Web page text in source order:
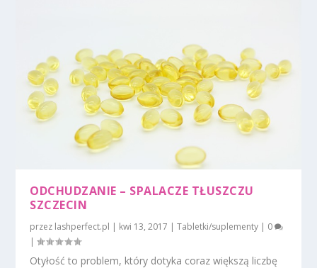
ODCHUDZANIE – SPALACZE TŁUSZCZU
SZCZECIN
przez lashperfect.pl | kwi 13, 2017 |Tabletki/suplementy | 0
|
Otyłość to problem, który dotyka coraz większą liczbę